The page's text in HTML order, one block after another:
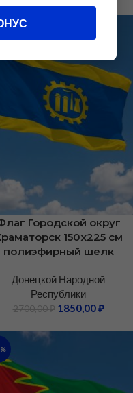
Городской округ
150х225 см
полиэфирный шелк
Донецкой Народной
Республики
2700,00₽ 1850,00₽